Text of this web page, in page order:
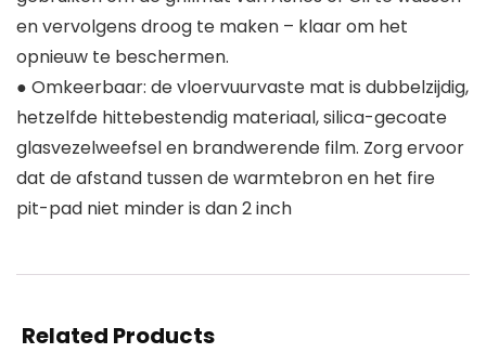
en vervolgens droog te maken – klaar om het
opnieuw te beschermen.
● Omkeerbaar: de vloervuurvaste mat is dubbelzijdig,
hetzelfde hittebestendig materiaal, silica-gecoate
glasvezelweefsel en brandwerende film. Zorg ervoor
dat de afstand tussen de warmtebron en het fire
pit-pad niet minder is dan 2 inch
Related Products